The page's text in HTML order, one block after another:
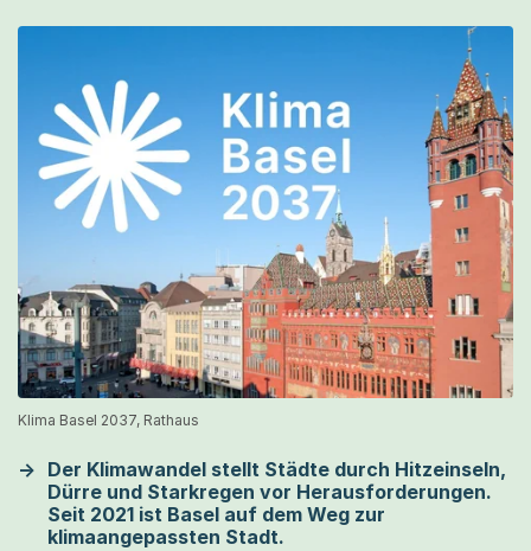
Klima Basel 2037, Rathaus
Der Klimawandel stellt Städte durch Hitzeinseln,
Dürre und Starkregen vor Herausforderungen.
Seit 2021 ist Basel auf dem Weg zur
klimaangepassten Stadt.